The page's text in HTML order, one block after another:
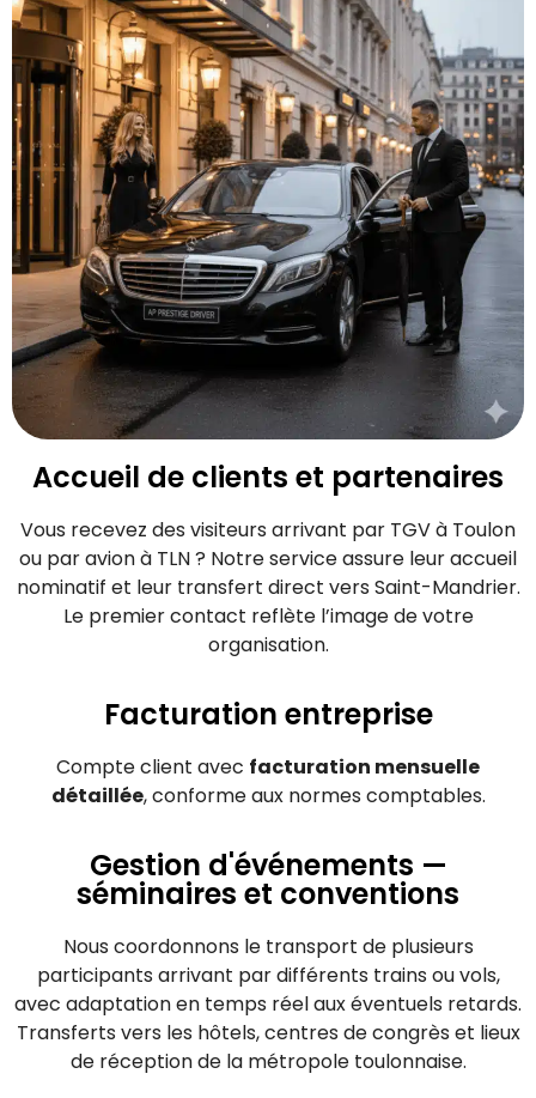
Accueil de clients et partenaires
Vous recevez des visiteurs arrivant par TGV à Toulon
ou par avion à TLN ? Notre service assure leur accueil
nominatif et leur transfert direct vers Saint-Mandrier.
Le premier contact reflète l’image de votre
organisation.
Facturation entreprise
Compte client avec facturation mensuelle
détaillée, conforme aux normes comptables.
Gestion d'événements —
séminaires et conventions
Nous coordonnons le transport de plusieurs
participants arrivant par différents trains ou vols,
avec adaptation en temps réel aux éventuels retards.
Transferts vers les hôtels, centres de congrès et lieux
de réception de la métropole toulonnaise.